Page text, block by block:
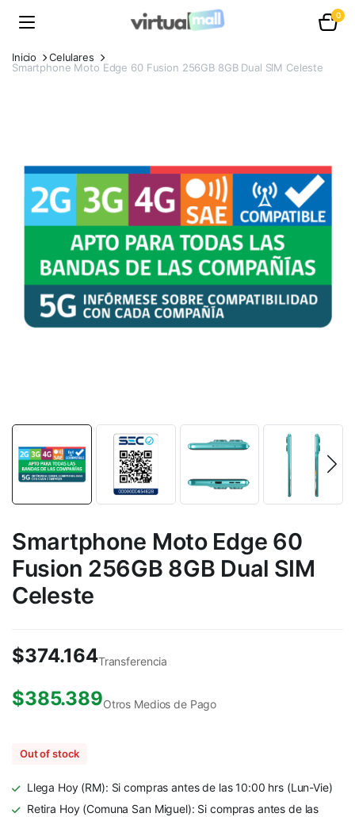
0
Inicio
Celulares
Smartphone Moto Edge 60 Fusion 256GB 8GB Dual SIM Celeste
Smartphone Moto Edge 60
Fusion 256GB 8GB Dual SIM
Celeste
$374.164Transferencia
$385.389Otros Medios de Pago
Out of stock
Llega Hoy (RM): Si compras antes de las 10:00 hrs (Lun-Vie)
Retira Hoy (Comuna San Miguel): Si compras antes de las